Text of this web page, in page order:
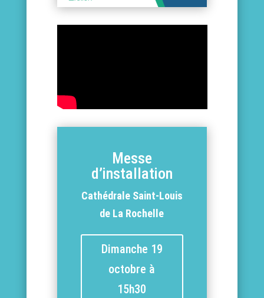
Messe
d’installation
Cathédrale Saint-Louis
de La Rochelle
Dimanche 19
octobre à
15h30